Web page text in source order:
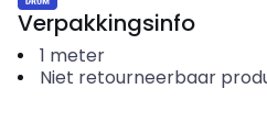
Verpakkingsinfo
1 meter
Niet retourneerbaar